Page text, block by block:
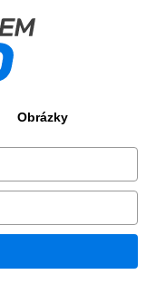
Obrázky